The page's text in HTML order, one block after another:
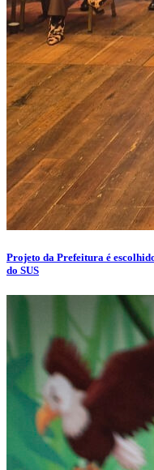
Projeto da Prefeitura é
do SUS